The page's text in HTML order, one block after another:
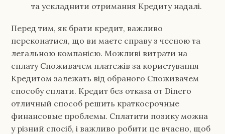
та ускладнити отримання Кредиту надалі.
Перед тим, як брати кредит, важливо
переконатися, що ви маєте справу з чесною та
легальною компанією. Можливі витрати на
сплату Споживачем платежів за користування
Кредитом залежать від обраного Споживачем
способу сплати. Кредит без отказа от Dinero
отличный способ решить краткосрочные
финансовые проблемы. Сплатити позику можна
у різний спосіб, і важливо робити це вчасно, щоб